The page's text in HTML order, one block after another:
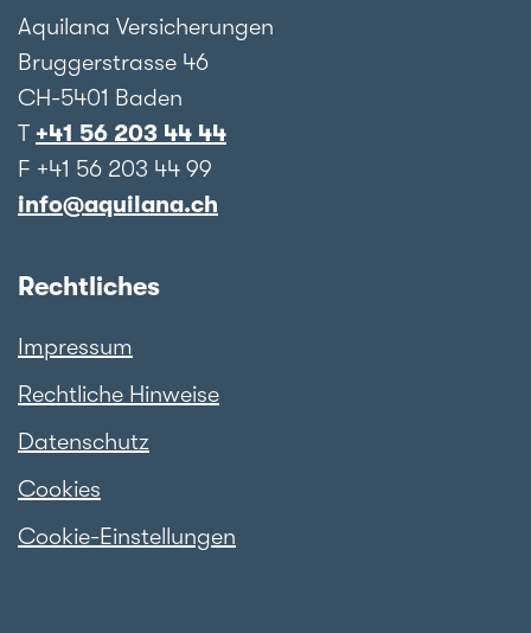
Aquilana Versicherungen
Bruggerstrasse 46
CH-5401 Baden
T +41 56 203 44 44
F +41 56 203 44 99
info@aquilana.ch
Rechtliches
Impressum
Rechtliche Hinweise
Datenschutz
Cookies
Cookie-Einstellungen